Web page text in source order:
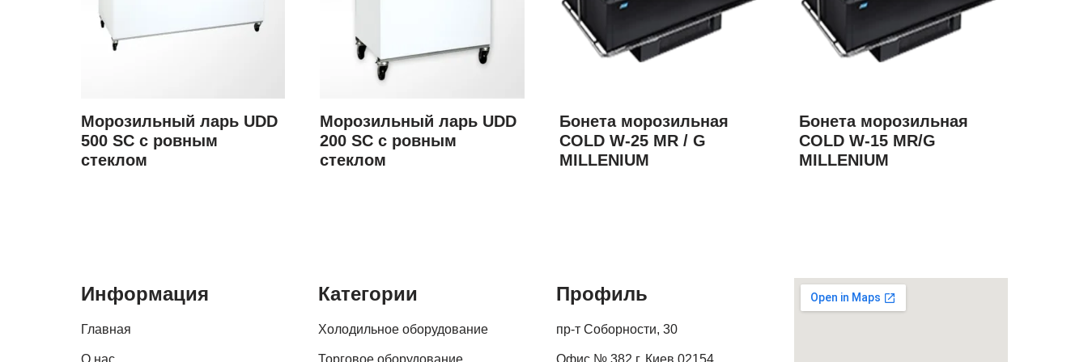
Морозильный ларь UDD
500 SC с ровным
стеклом
Морозильный ларь UDD
200 SC с ровным
стеклом
Бонета морозильная
COLD W-25 MR / G
MILLENIUM
Бонета морозильная
COLD W-15 MR/G
MILLENIUM
Информация
Главная
Категории
Холодильное оборудование
Профиль
пр-т Соборности, 30